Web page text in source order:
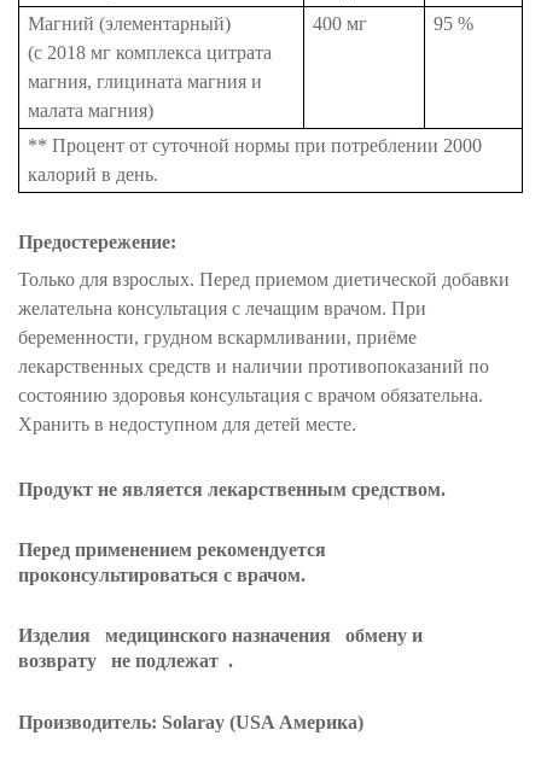
Магний (элементарный)
(с 2018 мг комплекса цитрата
магния, глицината магния и
малата магния)
400 мг 95 %
** Процент от суточной нормы при потреблении 2000
калорий в день.
Предостережение:
Только для взрослых. Перед приемом диетической добавки
желательна консультация с лечащим врачом. При
беременности, грудном вскармливании, приёме
лекарственных средств и наличии противопоказаний по
состоянию здоровья консультация с врачом обязательна.
Хранить в недоступном для детей месте.
Продукт не является лекарственным средством.
Перед применением рекомендуется
проконсультироваться с врачом.
Изделия медицинского назначения
обмену и
возврату
не подлежат .
Производитель: Solaray (USA Америка)